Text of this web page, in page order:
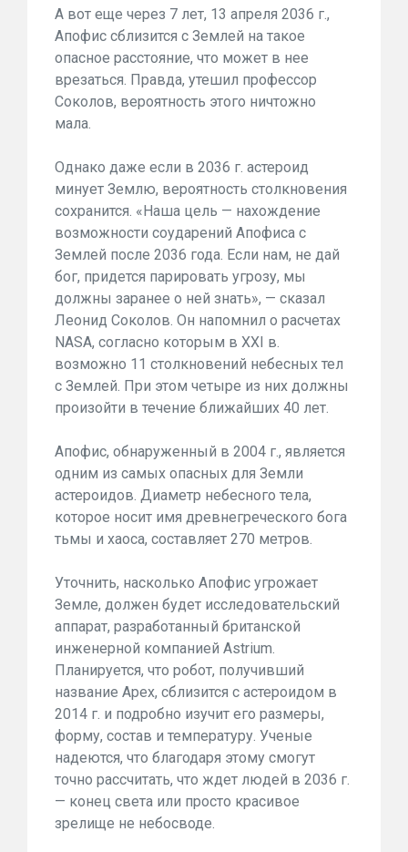
А вот еще через 7 лет, 13 апреля 2036 г.,
Апофис сблизится с Землей на такое
опасное расстояние, что может в нее
врезаться. Правда, утешил профессор
Соколов, вероятность этого ничтожно
мала.
Однако даже если в 2036 г. астероид
минует Землю, вероятность столкновения
сохранится. «Наша цель — нахождение
возможности соударений Апофиса с
Землей после 2036 года. Если нам, не дай
бог, придется парировать угрозу, мы
должны заранее о ней знать», — сказал
Леонид Соколов. Он напомнил о расчетах
NASA, согласно которым в XXI в.
возможно 11 столкновений небесных тел
с Землей. При этом четыре из них должны
произойти в течение ближайших 40 лет.
Апофис, обнаруженный в 2004 г., является
одним из самых опасных для Земли
астероидов. Диаметр небесного тела,
которое носит имя древнегреческого бога
тьмы и хаоса, составляет 270 метров.
Уточнить, насколько Апофис угрожает
Земле, должен будет исследовательский
аппарат, разработанный британской
инженерной компанией Astrium.
Планируется, что робот, получивший
название Apex, сблизится с астероидом в
2014 г. и подробно изучит его размеры,
форму, состав и температуру. Ученые
надеются, что благодаря этому смогут
точно рассчитать, что ждет людей в 2036 г.
— конец света или просто красивое
зрелище не небосводе.